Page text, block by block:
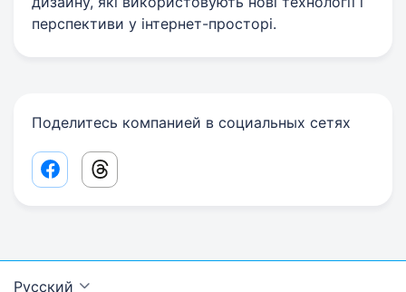
перспективи у інтернет-просторі.
Поделитесь компанией в социальных сетях
Facebook share link
Threads share link
Русский